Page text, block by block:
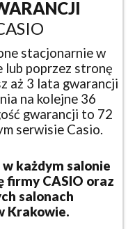
stacjonarnie w
lub poprzez stronę
aż 3 lata gwarancji
na kolejne 36
gwarancji to 72
serwisie Casio.
każdym salonie
firmy CASIO oraz
salonach
Krakowie.